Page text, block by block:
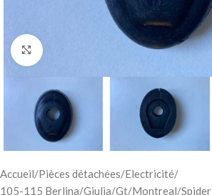
Cliquez pour agrandir
Accueil/Pièces détachées/Electricité/
105-115 Berlina/Giulia/Gt/Montreal/Spider